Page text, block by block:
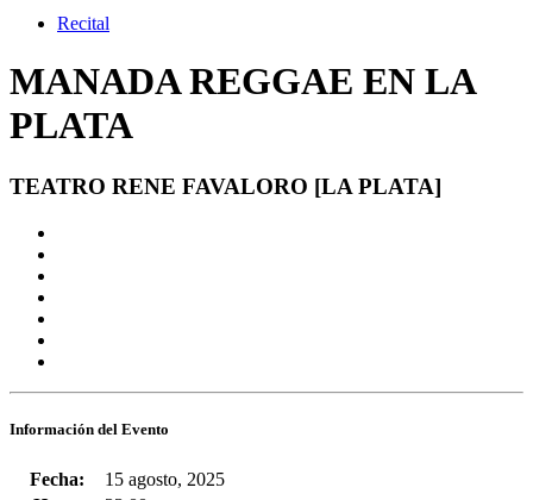
Recital
MANADA REGGAE EN LA
PLATA
TEATRO RENE FAVALORO [LA PLATA]
Información del Evento
Fecha:
15 agosto, 2025